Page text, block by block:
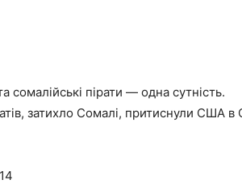
сомалійські пірати — одна сутність.
затихло Сомалі, притиснули США в